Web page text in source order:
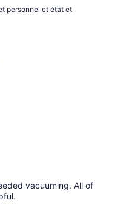
personnel et état et
vacuuming. All of